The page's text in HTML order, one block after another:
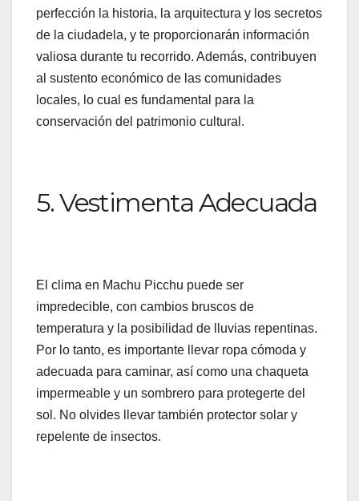
perfección la historia, la arquitectura y los secretos
de la ciudadela, y te proporcionarán información
valiosa durante tu recorrido. Además, contribuyen
al sustento económico de las comunidades
locales, lo cual es fundamental para la
conservación del patrimonio cultural.
5. Vestimenta Adecuada
El clima en Machu Picchu puede ser
impredecible, con cambios bruscos de
temperatura y la posibilidad de lluvias repentinas.
Por lo tanto, es importante llevar ropa cómoda y
adecuada para caminar, así como una chaqueta
impermeable y un sombrero para protegerte del
sol. No olvides llevar también protector solar y
repelente de insectos.